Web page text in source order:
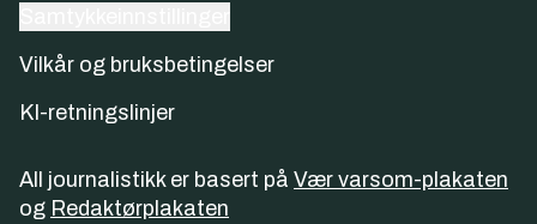
Vilkår og bruksbetingelser
KI-retningslinjer
All journalistikk er basert på Vær varsom-plakaten
og Redaktørplakaten